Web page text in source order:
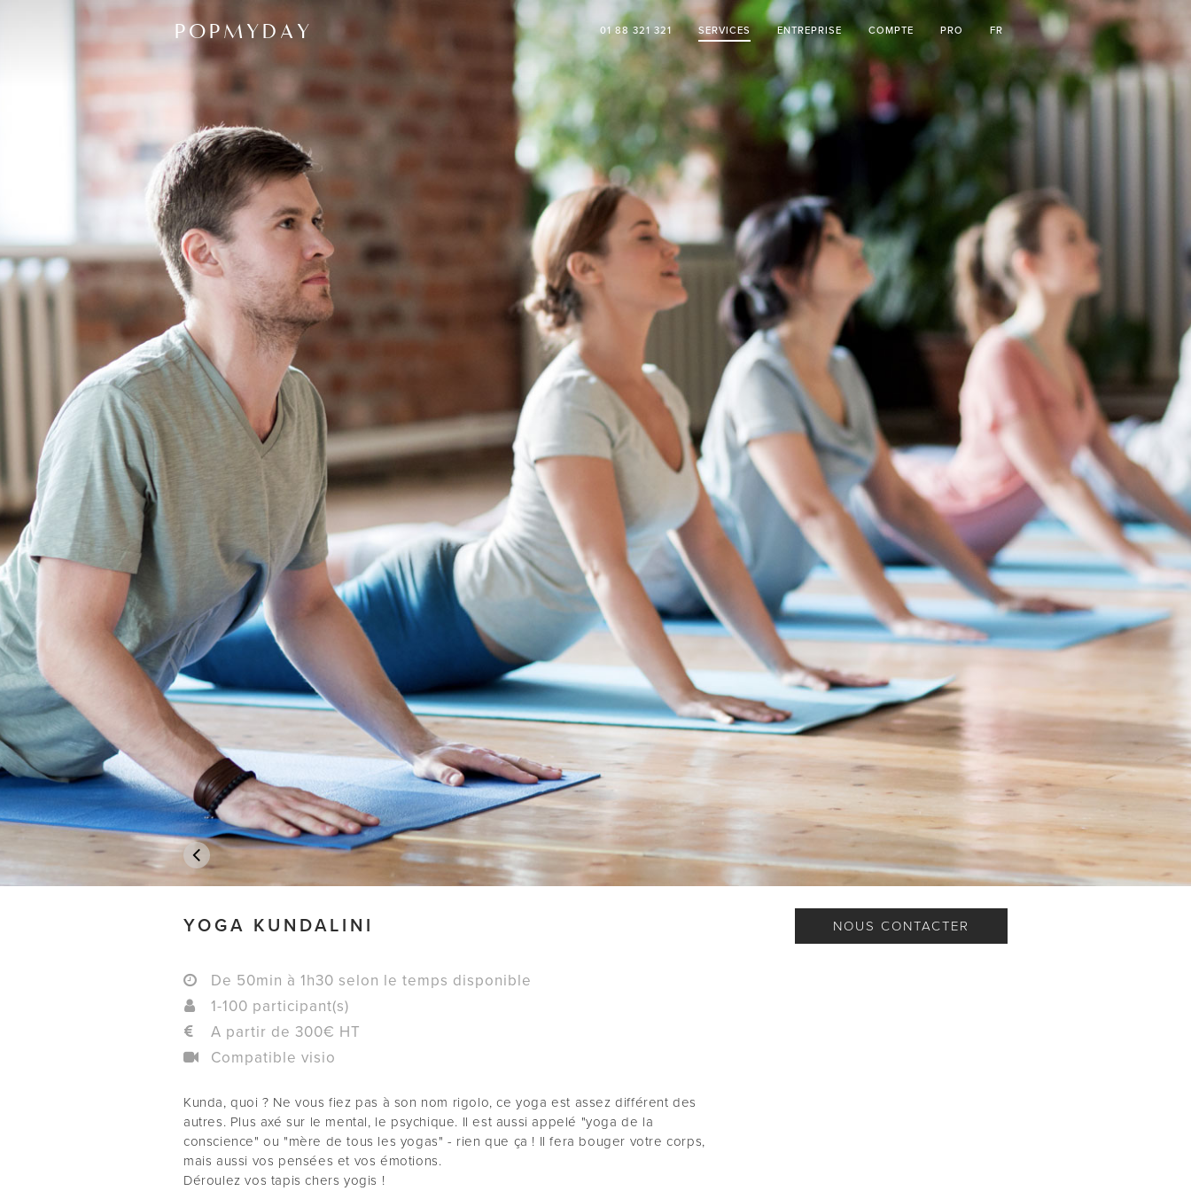
POPMYDAY 01 88 321 321 SERVICES ENTREPRISE COMPTE PRO FR
YOGA KUNDALINI
De 50min à 1h30 selon le temps disponible
1-100 participant(s)
A partir de 300€ HT
Compatible visio
Kunda, quoi ? Ne vous fiez pas à son nom rigolo, ce yoga est assez différent des
autres. Plus axé sur le mental, le psychique. Il est aussi appelé "yoga de la
conscience" ou "mère de tous les yogas" - rien que ça ! Il fera bouger votre corps,
mais aussi vos pensées et vos émotions.
Déroulez vos tapis chers yogis !
NOUS CONTACTER